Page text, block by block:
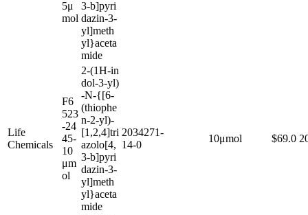
5μ
mol
3-b]pyri
dazin-3-
yl]meth
yl}aceta
mide
Life
Chemicals
F6
523
-24
45-
10
μm
ol
2-(1H-in
dol-3-yl)
-N-{[6-
(thiophe
n-2-yl)-
[1,2,4]tri
azolo[4,
3-b]pyri
dazin-3-
yl]meth
yl}aceta
mide
2034271-
14-0
10μmol $69.0